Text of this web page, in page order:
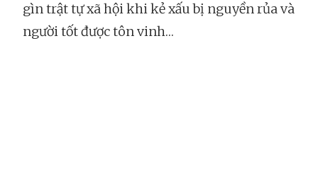
gìn trật tự xã hội khi kẻ xấu bị nguyền rủa và
người tốt được tôn vinh…